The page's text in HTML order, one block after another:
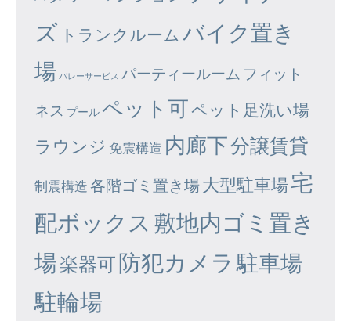
ズ トランクルーム バイク置き
場 バレーサービス パーティールーム フィット
ネス プール ペット可ペット足洗い場
ラウンジ 免震構造 内廊下分譲賃貸
制震構造 各階ゴミ置き場大型駐車場宅
配ボックス 敷地内ゴミ置き
場楽器可防犯カメラ 駐車場
駐輪場